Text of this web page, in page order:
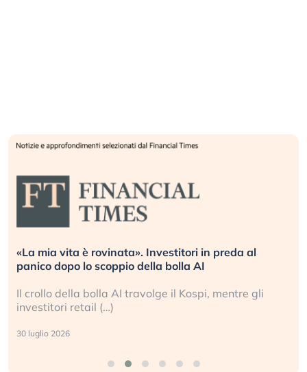
«La mia vita è rovinata». Investitori in preda al
panico dopo lo scoppio della bolla AI
Il crollo della bolla AI travolge il Kospi, mentre gli
investitori retail (…)
30 luglio 2026